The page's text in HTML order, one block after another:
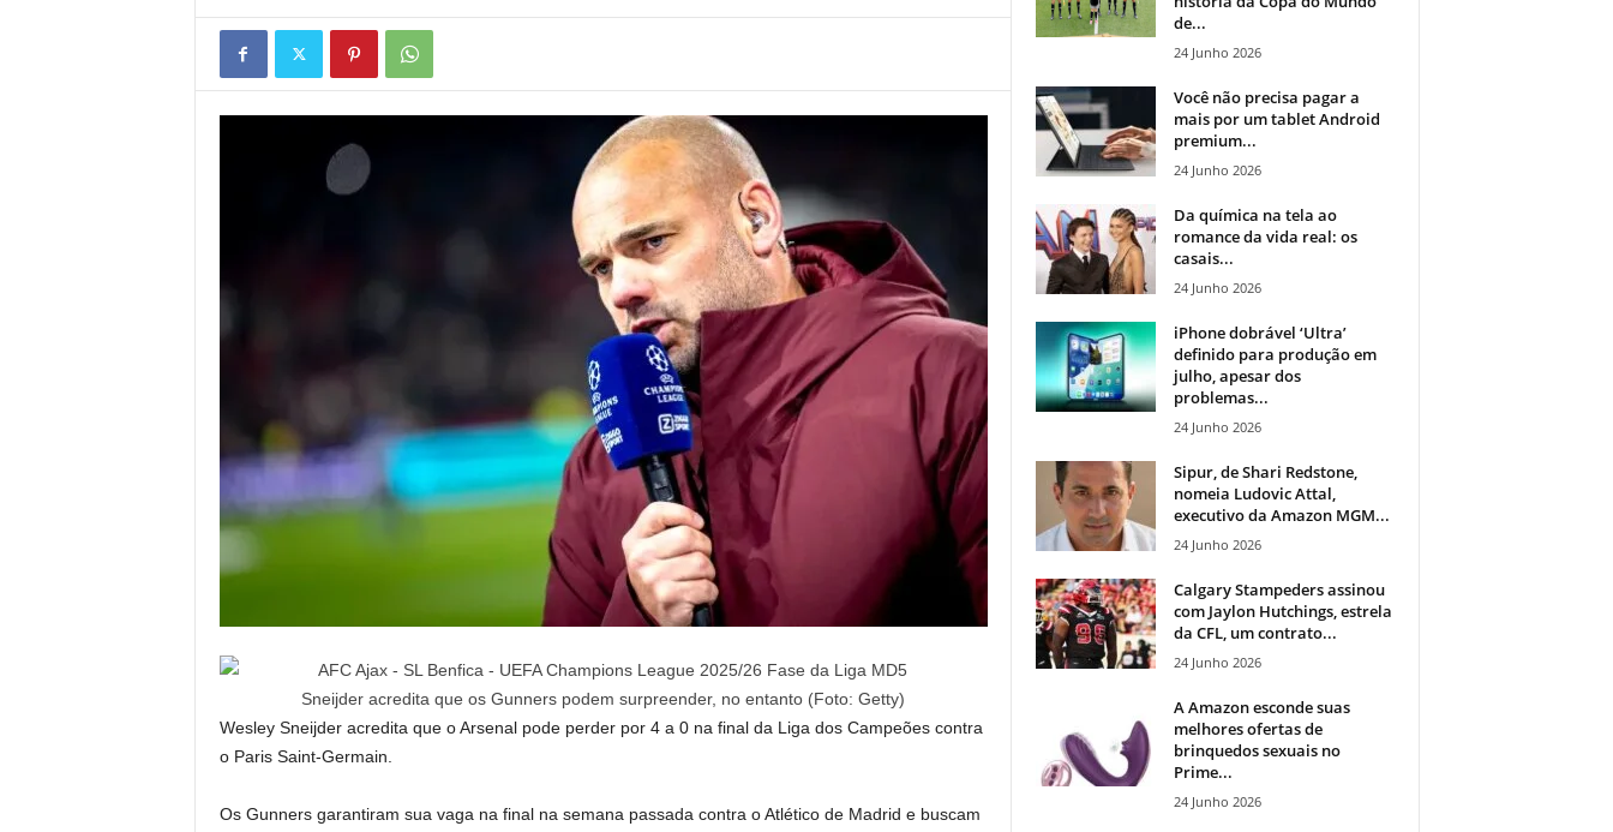
Sneijder acredita que os Gunners podem surpreender, no entanto (Foto: Getty)
Wesley Sneijder acredita que o Arsenal pode perder por 4 a 0 na final da Liga dos Campeões contra
o Paris Saint-Germain.
Os Gunners garantiram sua vaga na final na semana passada contra o Atlético de Madrid e buscam
de...
24 Junho 2026
Você não precisa pagar a
mais por um tablet Android
premium...
24 Junho 2026
Da química na tela ao
romance da vida real: os
casais...
24 Junho 2026
iPhone dobrável ‘Ultra’
definido para produção em
julho, apesar dos
problemas...
24 Junho 2026
Sipur, de Shari Redstone,
nomeia Ludovic Attal,
executivo da Amazon MGM...
24 Junho 2026
Calgary Stampeders assinou
com Jaylon Hutchings, estrela
da CFL, um contrato...
24 Junho 2026
A Amazon esconde suas
melhores ofertas de
brinquedos sexuais no
Prime...
24 Junho 2026